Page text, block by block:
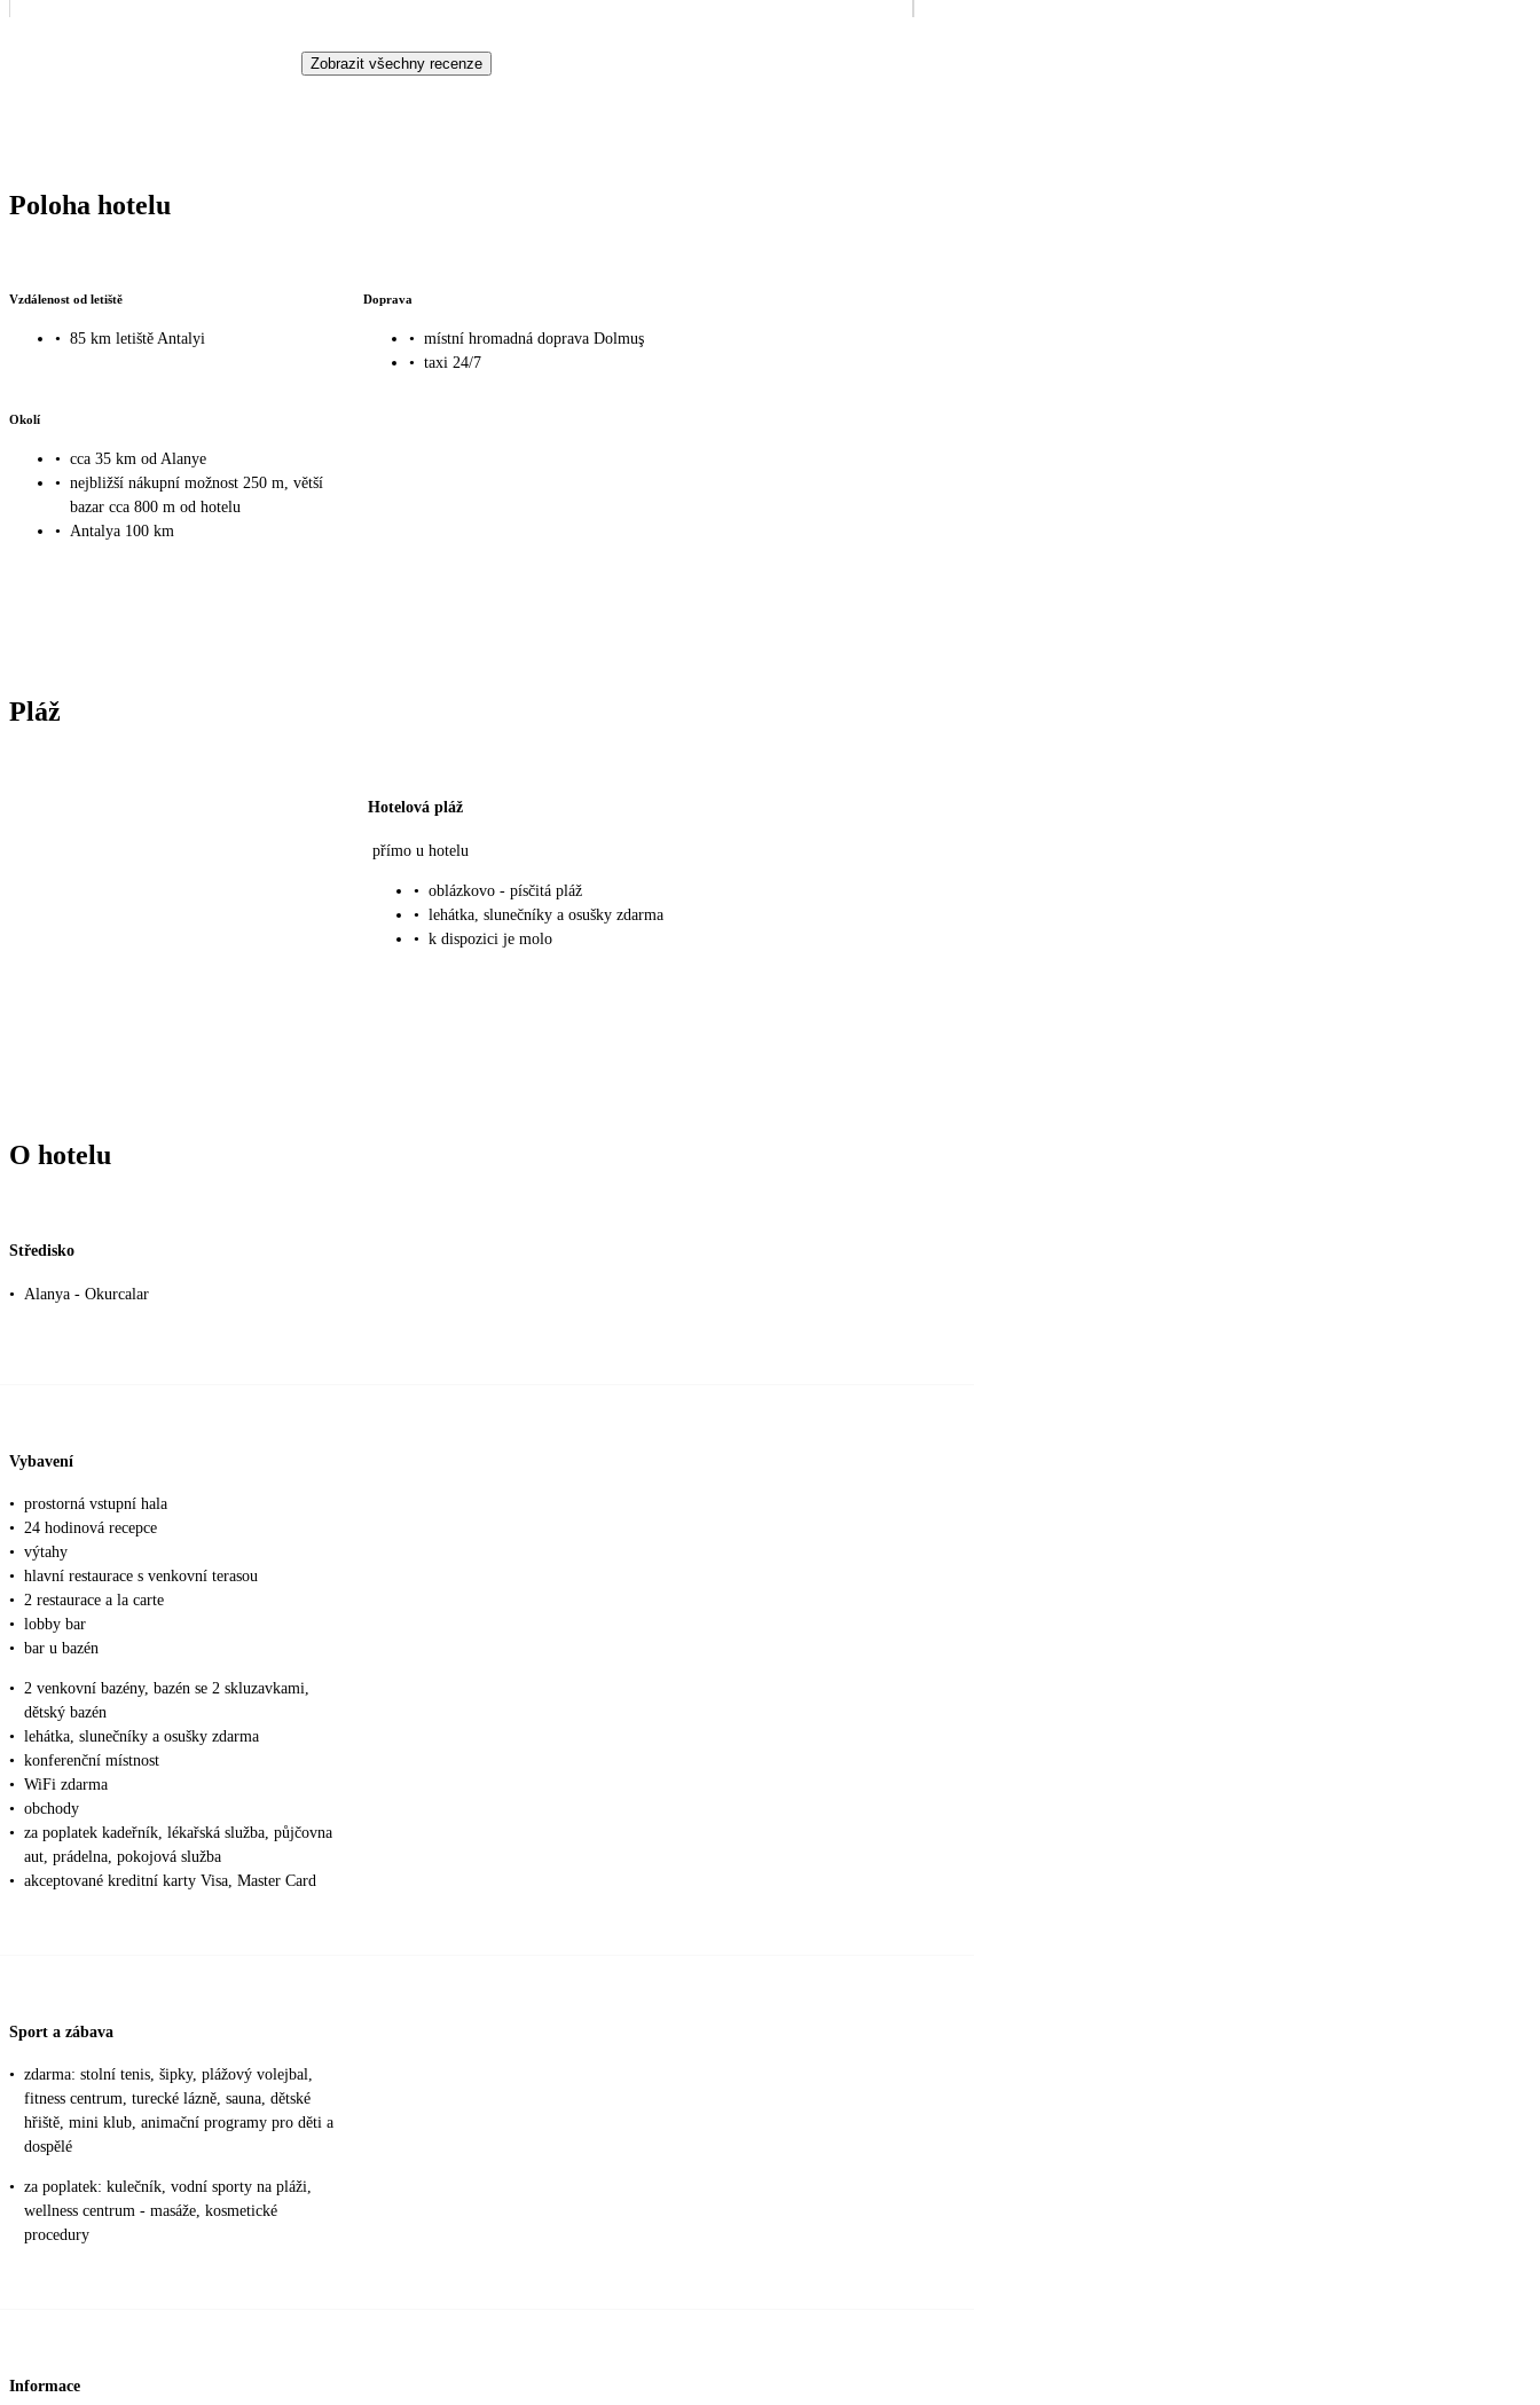
Zobrazit všechny recenze
Poloha hotelu
Vzdálenost od letiště
• 85 km letiště Antalyi
Doprava
• místní hromadná doprava Dolmuş
• taxi 24/7
Okolí
• cca 35 km od Alanye
• nejbližší nákupní možnost 250 m, větší
bazar cca 800 m od hotelu
• Antalya 100 km
Pláž
Hotelová pláž
přímo u hotelu
• oblázkovo - písčitá pláž
• lehátka, slunečníky a osušky zdarma
• k dispozici je molo
O hotelu
Středisko
• Alanya - Okurcalar
Vybavení
• prostorná vstupní hala
• 24 hodinová recepce
• výtahy
• hlavní restaurace s venkovní terasou
• 2 restaurace a la carte
• lobby bar
• bar u bazén
• 2 venkovní bazény, bazén se 2 skluzavkami,
dětský bazén
• lehátka, slunečníky a osušky zdarma
• konferenční místnost
• WiFi zdarma
• obchody
• za poplatek kadeřník, lékařská služba, půjčovna
aut, prádelna, pokojová služba
• akceptované kreditní karty Visa, Master Card
Sport a zábava
• zdarma: stolní tenis, šipky, plážový volejbal,
fitness centrum, turecké lázně, sauna, dětské
hřiště, mini klub, animační programy pro děti a
dospělé
• za poplatek: kulečník, vodní sporty na pláži,
wellness centrum - masáže, kosmetické
procedury
Informace